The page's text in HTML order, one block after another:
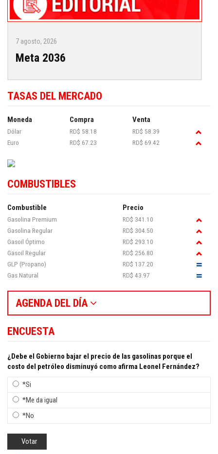
7 agosto, 2026
Meta 2036
TASAS DEL MERCADO
Moneda Compra Venta
Dólar RD$ 58.18
RD$ 58.39
Euro
RD$ 67.23 RD$ 69.42
COMBUSTIBLES
Combustible Precio
Gasolina Premium
RD$ 341.10
Gasolina Regular
RD$ 304.50
Gasoil Óptimo
RD$ 293.10
Gasoil Regular
RD$ 256.80
GLP (Propano)
RD$ 137.20
Gas Natural
RD$ 43.97
AGENDA DEL DÍA
ENCUESTA
¿Debe el Gobierno bajar el precio de las gasolinas porque el
costo del petróleo disminuyó como afirma Leonel Fernández?
*Si
*Me da igual
*No